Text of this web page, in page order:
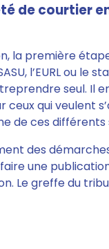
de courtier
la première
l’EURL ou le
seul. Il
ceux qui veulent
de ces
des
une
Le greffe du